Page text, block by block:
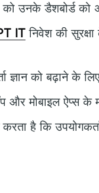
को उनके डैशबोर्ड
IT निवेश की
ज्ञान को बढ़ाने के
और मोबाइल ऐप्स के
करता है कि